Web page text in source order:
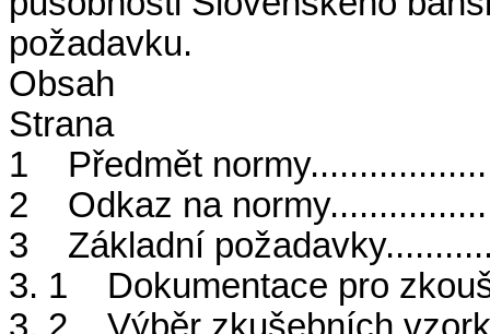
požadavku.
Obsah
Strana
1 Předmět
2 Odkaz na
3 Základní
3. 1 Dokumentace pro